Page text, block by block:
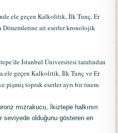
ele geçen Kalkolitik, İlk Tunç, Er
ait eserler kronolojik
İstanbul Üniversitesi tarafından
ele geçen Kalkolitik, İlk Tunç ve Er
pişmiş toprak eserler ayrı bir önem
mızrakucu, İkiztepe halkının
seviyede olduğunu gösteren en